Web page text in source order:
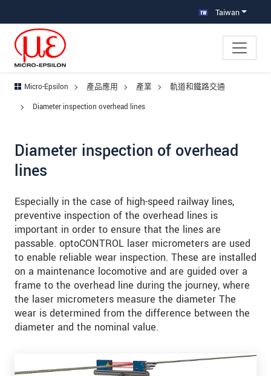
Taiwan
Micro-Epsilon 產品應用 產業
軌道和鐵路交通
Diameter inspection overhead lines
Diameter inspection of overhead
lines
Especially in the case of high-speed railway lines,
preventive inspection of the overhead lines is
important in order to ensure that the lines are
passable. optoCONTROL laser micrometers are used
to enable reliable wear inspection. These are installed
on a maintenance locomotive and are guided over a
frame to the overhead line during the journey, where
the laser micrometers measure the diameter The
wear is determined from the difference between the
diameter and the nominal value.